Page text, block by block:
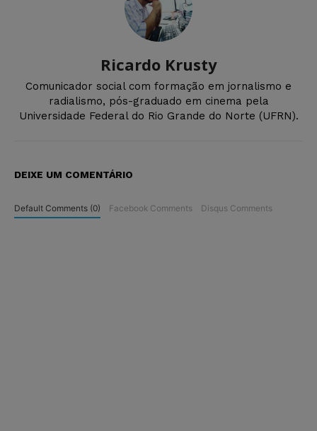
Ricardo Krusty
Comunicador social com formação em jornalismo e
radialismo, pós-graduado em cinema pela
Universidade Federal do Rio Grande do Norte (UFRN).
DEIXE UM COMENTÁRIO
Default Comments (0) Facebook Comments Disqus Comments